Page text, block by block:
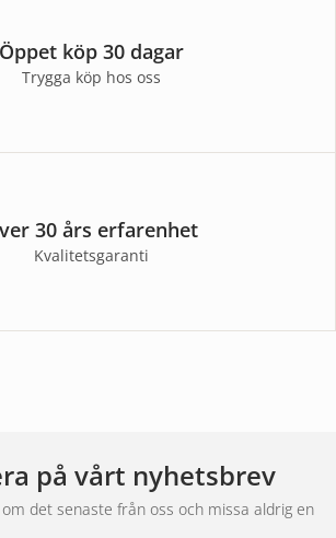
Öppet köp 30 dagar
Trygga köp hos oss
30 års erfarenhet
Kvalitetsgaranti
på vårt nyhetsbrev
det senaste från oss och missa aldrig en